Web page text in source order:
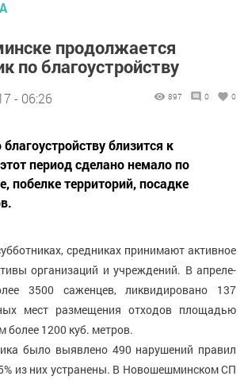
продолжается
по благоустройству
- 06:26 897 0 0
близится к
период сделано немало по
побелке территорий, посадке
средниках принимают активное
организаций и учреждений. В апреле-
3500 саженцев, ликвидировано 137
мест размещения отходов площадью
более 1200 куб. метров.
было выявлено 490 нарушений правил
из них устранены. В Новошешминском СП